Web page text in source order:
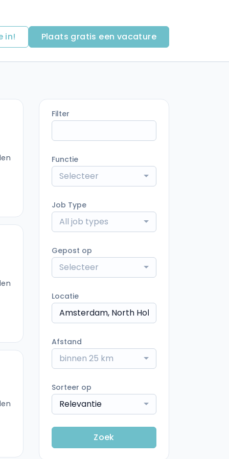
in! Plaats gratis een vacature
Filter
Functie
Selecteer
Job Type
All job types
Gepost op
Selecteer
Locatie
Afstand
binnen 25 km
Sorteer op
Relevantie
Zoek